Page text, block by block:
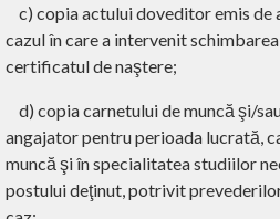
c) copia actului doveditor emis
cazul în care a intervenit
certificatul de naştere;
d) copia carnetului de muncă şi/
angajator pentru perioada lucrată,
muncă şi în specialitatea studiilor
postului deţinut, potrivit